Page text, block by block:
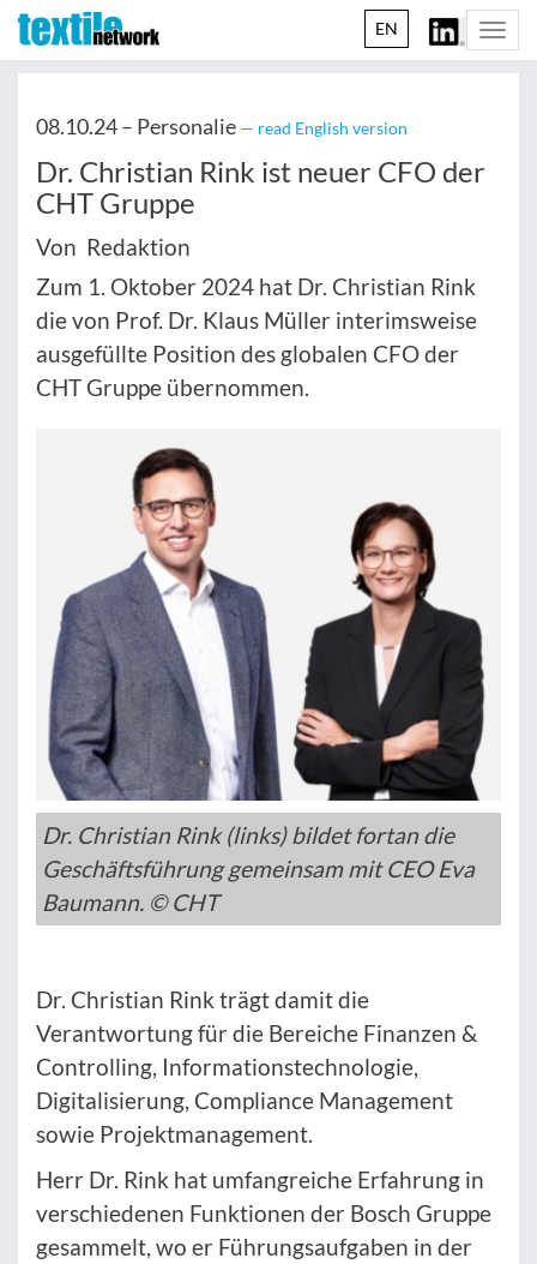
EN
08.10.24 – Personalie — read English version
Dr. Christian Rink ist neuer CFO der
CHT Gruppe
Von Redaktion
Zum 1. Oktober 2024 hat Dr. Christian Rink
die von Prof. Dr. Klaus Müller interimsweise
ausgefüllte Position des globalen CFO der
CHT Gruppe übernommen.
Dr. Christian Rink (links) bildet fortan die
Geschäftsführung gemeinsam mit CEO Eva
Baumann. © CHT
Dr. Christian Rink trägt damit die
Verantwortung für die Bereiche Finanzen &
Controlling, Informationstechnologie,
Digitalisierung, Compliance Management
sowie Projektmanagement.
Herr Dr. Rink hat umfangreiche Erfahrung in
verschiedenen Funktionen der Bosch Gruppe
gesammelt, wo er Führungsaufgaben in der